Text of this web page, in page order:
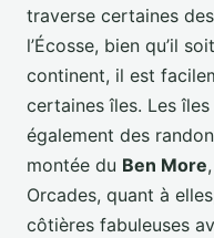
traverse certaines
l’Écosse, bien qu’il
continent, il est
certaines îles. Les
également des
montée du Ben More
Orcades, quant à
côtières fabuleuses